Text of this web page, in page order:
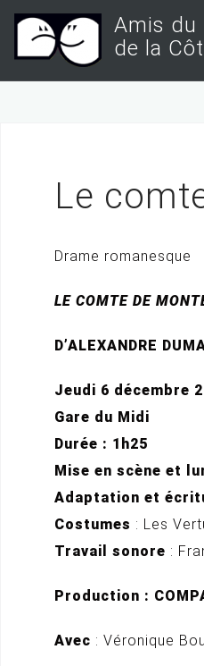
Amis du
de la
Le
Drame romanesque
LE COMTE DE
D’ALEXANDRE
Jeudi 6 décembre
Gare du Midi
Durée : 1h25
Mise en scène et
Adaptation et
Costumes : Les
Travail sonore :
Production :
Avec : Véronique